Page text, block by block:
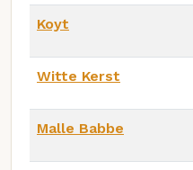
Koyt
Witte Kerst
Malle Babbe